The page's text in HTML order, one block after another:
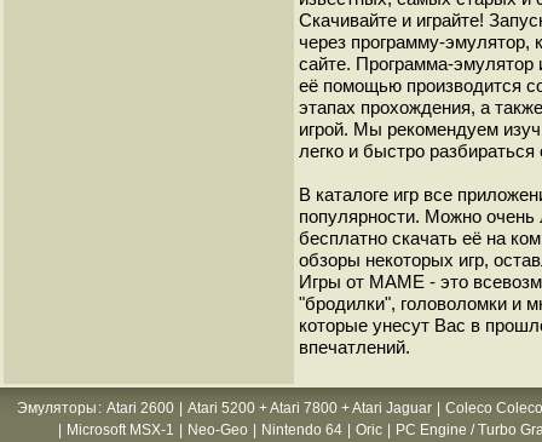
Скачивайте и играйте!
через программу-эмулятор,
сайте. Программа-
её помощью производится
этапах прохождения, а
игрой. Мы рекомендуем
легко и быстро
В каталоге игр все
популярности. Можно очень
бесплатно скачать её на
обзоры некоторых игр,
Игры от МАМЕ - это
"бродилки", головоломки и
которые унесут Вас в
впечатлений.
Эмуляторы : Atari 2600 Atari 5200 + Atari 7800 + Atari Jaguar
Coleco
Microsoft MSX-1 Neo-Geo Nintendo 64 Oric
PC Engine / Turbo